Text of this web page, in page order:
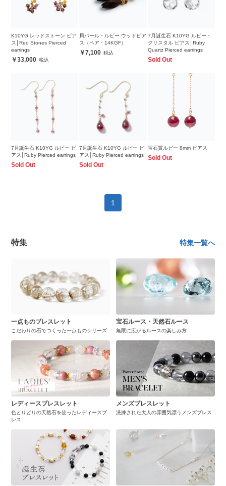
K10YG レッドストーン ピア
ス│Red Stones Pierced
earrings
33,000
貝パール・ルビー ウッドピア
ス（ペア・14KGF）
7,100
7月誕生石 K10YG ルビー・
クリスタル ピアス│Ruby
Quartz Pierced earrings
Sold Out
7月誕生石 K10YG ルビー ピ
アス│Ruby Pierced earrings
Sold Out
7月誕生石 K10YG ルビー ピ
アス│Ruby Pierced earrings
Sold Out
宝石質ルビー 8mm ピアス
Sold Out
1
特集 特集一覧へ
一点ものブレスレット
こだわりの石でつくった一点ものシリーズ
宝石ルース・天然石ルース
無限に広がるルースの楽しみ方
レディースブレスレット
色とりどりの天然石を使ったレディースブ
レス
メンズブレスレット
洗練された大人の雰囲気漂うメンズブレス